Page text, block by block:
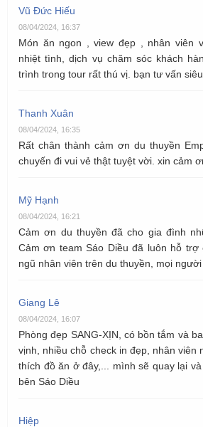
Vũ Đức Hiếu
08/04/2024, 16:37
Món ăn ngon , view đẹp , nhân viên
nhiệt tình, dịch vụ chăm sóc khách
trình trong tour rất thú vị. bạn tư vấn
Thanh Xuân
08/04/2024, 16:35
Rất chân thành cảm ơn du thuyền
chuyến đi vui vẻ thật tuyệt vời. xin cảm
Mỹ Hạnh
08/04/2024, 16:21
Cảm ơn du thuyền đã cho gia đình
Cảm ơn team Sáo Diều đã luôn hỗ
ngũ nhân viên trên du thuyền, mọi
Giang Lê
08/04/2024, 16:07
Phòng đẹp SANG-XỊN, có bồn tắm và
vịnh, nhiều chỗ check in đẹp, nhân viên
thích đồ ăn ở đây,... mình sẽ quay lại
bên Sáo Diều
Hiệp